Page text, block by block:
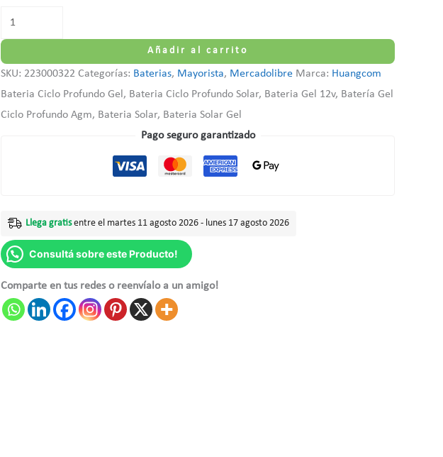
Añadir al carrito
SKU: 223000322 Categorías: Baterias, Mayorista, Mercadolibre Marca: Huangcom
Bateria Ciclo Profundo Gel, Bateria Ciclo Profundo Solar, Bateria Gel 12v, Batería Gel
Ciclo Profundo Agm, Bateria Solar, Bateria Solar Gel
Pago seguro garantizado
Llega gratisentre el martes 11 agosto 2026 - lunes 17 agosto 2026
Consultá sobre este Producto!
Comparte en tus redes o reenvíalo a un amigo!